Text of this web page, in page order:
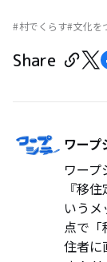
村でくらす 文化を
Share
ワープ
ワー
『移
いう
点で「
住者に